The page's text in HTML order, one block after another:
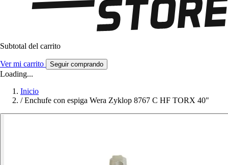
Subtotal del carrito
Ver mi carrito Seguir comprando
Loading...
Inicio
/ Enchufe con espiga Wera Zyklop 8767 C HF TORX 40"